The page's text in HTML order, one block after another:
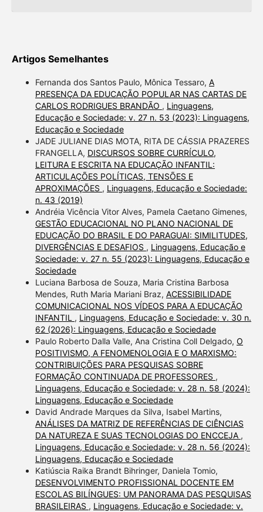
Artigos Semelhantes
Fernanda dos Santos Paulo, Mônica Tessaro, A
PRESENÇA DA EDUCAÇÃO POPULAR NAS CARTAS DE
CARLOS RODRIGUES BRANDÃO , Linguagens,
Educação e Sociedade: v. 27 n. 53 (2023): Linguagens,
Educação e Sociedade
JADE JULIANE DIAS MOTA, RITA DE CÁSSIA PRAZERES
FRANGELLA, DISCURSOS SOBRE CURRÍCULO,
LEITURA E ESCRITA NA EDUCAÇÃO INFANTIL:
ARTICULAÇÕES POLÍTICAS, TENSÕES E
APROXIMAÇÕES , Linguagens, Educação e Sociedade:
n. 43 (2019)
Andréia Vicência Vitor Alves, Pamela Caetano Gimenes,
GESTÃO EDUCACIONAL NO PLANO NACIONAL DE
EDUCAÇÃO DO BRASIL E DO PARAGUAI: SIMILITUDES,
DIVERGÊNCIAS E DESAFIOS , Linguagens, Educação e
Sociedade: v. 27 n. 55 (2023): Linguagens, Educação e
Sociedade
Luciana Barbosa de Souza, Maria Cristina Barbosa
Mendes, Ruth Maria Mariani Braz, ACESSIBILIDADE
COMUNICACIONAL NOS VÍDEOS PARA A EDUCAÇÃO
INFANTIL , Linguagens, Educação e Sociedade: v. 30 n.
62 (2026): Linguagens, Educação e Sociedade
Paulo Roberto Dalla Valle, Ana Cristina Coll Delgado, O
POSITIVISMO, A FENOMENOLOGIA E O MARXISMO:
CONTRIBUIÇÕES PARA PESQUISAS SOBRE
FORMAÇÃO CONTINUADA DE PROFESSORES ,
Linguagens, Educação e Sociedade: v. 28 n. 58 (2024):
Linguagens, Educação e Sociedade
David Andrade Marques da Silva, Isabel Martins,
ANÁLISES DA MATRIZ DE REFERÊNCIAS DE CIÊNCIAS
DA NATUREZA E SUAS TECNOLOGIAS DO ENCCEJA ,
Linguagens, Educação e Sociedade: v. 28 n. 56 (2024):
Linguagens, Educação e Sociedade
Katiúscia Raika Brandt Bihringer, Daniela Tomio,
DESENVOLVIMENTO PROFISSIONAL DOCENTE EM
ESCOLAS BILÍNGUES: UM PANORAMA DAS PESQUISAS
BRASILEIRAS , Linguagens, Educação e Sociedade: v.